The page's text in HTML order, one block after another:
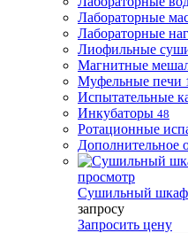
Лабораторные
Лабораторные
Лиофильные
Магнитные
Муфельные печи
Испытательные
Инкубаторы 48
Ротационные
Дополнительное
просмотр
Сушильный
запросу
Запросить цену